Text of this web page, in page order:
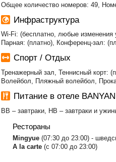
Общее количество номеров: 49,
Инфраструктура
Wi-Fi: (бесплатно, любые изменения
Парная: (платно), Конференц-зал:
Спорт / Отдых
Тренажерный зал, Теннисный корт:
Волейбол, Пляжный волейбол,
Питание в отеле
BB – завтраки, HB – завтраки и
Рестораны
​Mingyue(07:30 до 23:00) -
A la carte(с 07:00 до 23:00)